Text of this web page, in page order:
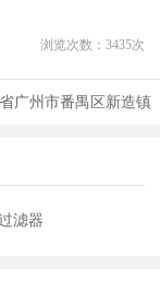
浏览次数： 3435次
广州市番禺区新造镇
滤器